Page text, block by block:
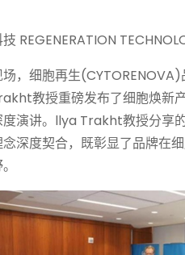
REGENERATION
，细胞再生
教授重磅发布了细胞焕新
演讲。llya Trakht教授分享
深度契合，既彰显了品牌在